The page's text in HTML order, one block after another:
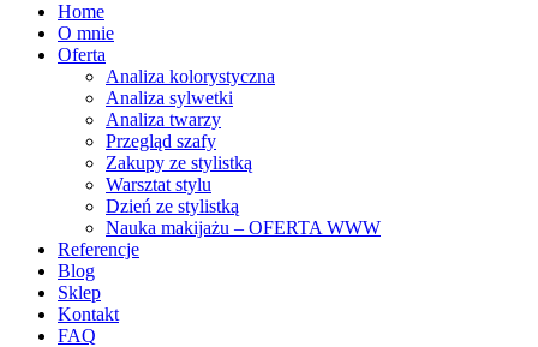
Home
O mnie
Oferta
Analiza kolorystyczna
Analiza sylwetki
Analiza twarzy
Przegląd szafy
Zakupy ze stylistką
Warsztat stylu
Dzień ze stylistką
Nauka makijażu – OFERTA WWW
Referencje
Blog
Sklep
Kontakt
FAQ